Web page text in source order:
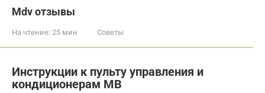
Mdv отзывы
На чтение: 25 мин Советы
Инструкции к пульту управления и
кондиционерам MB